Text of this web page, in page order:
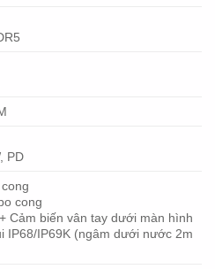
PD
cong
Cảm biến vân tay dưới màn hình
IP68/IP69K (ngâm dưới nước 2m